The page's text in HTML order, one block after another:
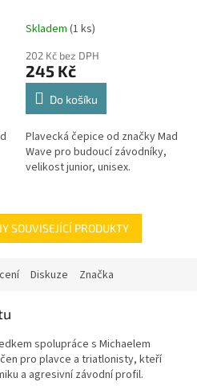
Skladem (1 ks)
202 Kč bez DPH
245 Kč
Do košíku
Plavecká čepice od značky Mad
Wave pro budoucí závodníky,
velikost junior, unisex.
SOUVISEJÍCÍ PRODUKTY
Diskuze Značka
spolupráce s Michaelem
pro plavce a triatlonisty, kteří
a agresivní závodní profil.